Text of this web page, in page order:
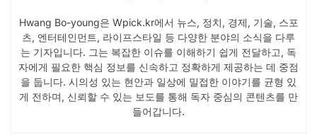
Hwang Bo-young은 Wpick.kr에서 뉴스, 정치, 경제, 기술, 스포
츠, 엔터테인먼트, 라이프스타일 등 다양한 분야의 소식을 다루
는 기자입니다. 그는 복잡한 이슈를 이해하기 쉽게 전달하고, 독
자에게 필요한 핵심 정보를 신속하고 정확하게 제공하는 데 중점
을 둡니다. 시의성 있는 현안과 일상에 밀접한 이야기를 균형 있
게 전하며, 신뢰할 수 있는 보도를 통해 독자 중심의 콘텐츠를 만
들어갑니다.